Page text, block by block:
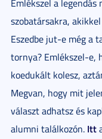
Emlékszel a
szobatársakra,
Eszedbe jut-e még a
tornya? Emlékszel-e,
koedukált kolesz,
Megvan, hogy mit
választ adhatsz és
alumni találkozón. Itt